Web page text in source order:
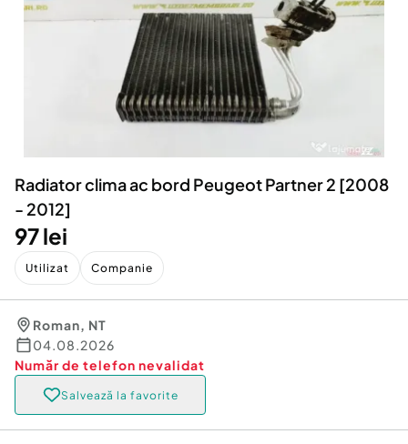
Servicii
Animale de companie
Afaceri și echipamente profesionale
Inchiriere Bunuri si Vehicule
Utilaje agricole si industriale
Piese auto si accesorii
Radiator clima ac bord Peugeot Partner 2 [2008
- 2012]
97 lei
Utilizat Companie
Roman, NT
04.08.2026
Număr de telefon nevalidat
Salvează la favorite